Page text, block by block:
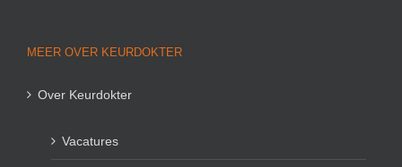
MEER OVER KEURDOKTER
Over Keurdokter
Vacatures